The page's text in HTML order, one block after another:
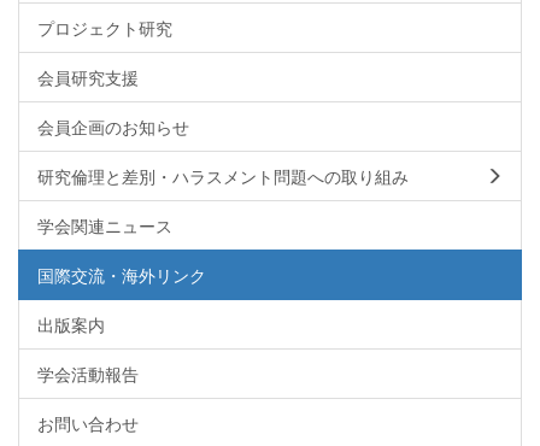
プロジェクト研究
会員研究支援
会員企画のお知らせ
研究倫理と差別・ハラスメント問題への取り組み
学会関連ニュース
国際交流・海外リンク
出版案内
学会活動報告
お問い合わせ